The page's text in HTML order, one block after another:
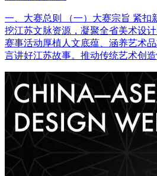
一、大赛总则 （一）大赛宗旨 紧扣
挖江苏文脉资源，凝聚全省美术设
赛事活动厚植人文底蕴、涵养艺术
言讲好江苏故事。推动传统艺术创